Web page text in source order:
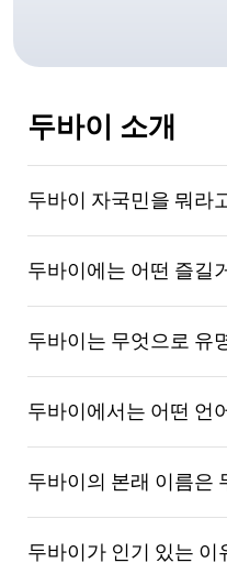
두바이 소개
두바이 자국민을 뭐라
두바이에는 어떤 즐길
두바이는 무엇으로 유
두바이에서는 어떤 언
두바이의 본래 이름은
두바이가 인기 있는